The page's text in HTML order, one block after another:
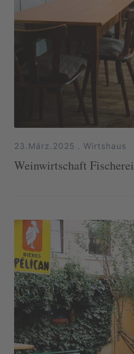
23.März.2025 Wirtshaus
Weinwirtschaft Fischerei